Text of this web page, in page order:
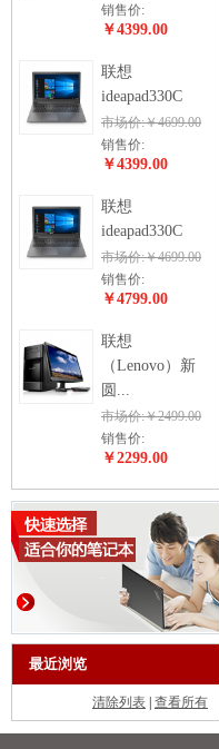
销售价:
￥4399.00
联想
ideapad330C
市场价:￥4699.00
销售价:
￥4399.00
联想
ideapad330C
市场价:￥4699.00
销售价:
￥4799.00
联想
（Lenovo）新
圆...
市场价:￥2499.00
销售价:
￥2299.00
最近浏览
清除列表 查看所有